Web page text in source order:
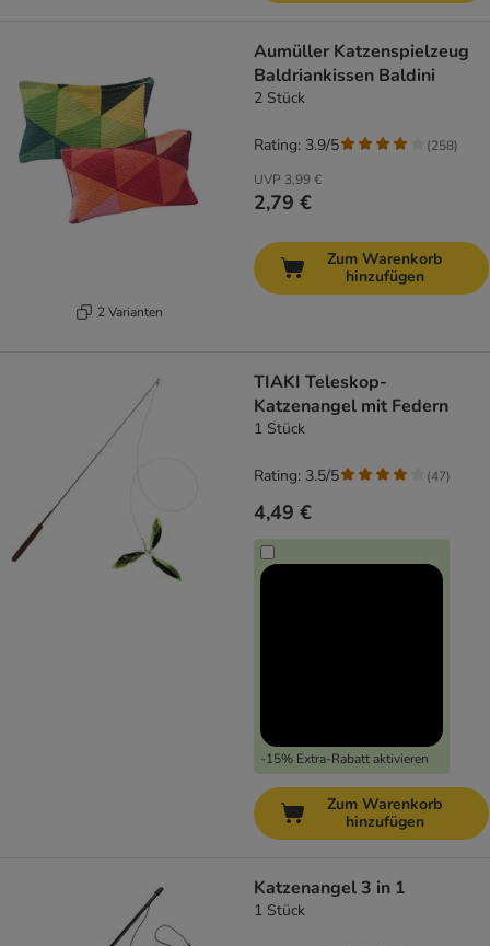
2 Varianten
Aumüller Katzenspielzeug
Baldriankissen Baldini
2 Stück
UVP 3,99 €
2,79 €
Rating: 3.9/5 (258)
Zum Warenkorb
hinzufügen
TIAKI Teleskop-
Katzenangel mit Federn
1 Stück
4,49 €
-15% Extra-Rabatt aktivieren
Rating: 3.5/5 (47)
Zum Warenkorb
hinzufügen
Katzenangel 3 in 1
1 Stück